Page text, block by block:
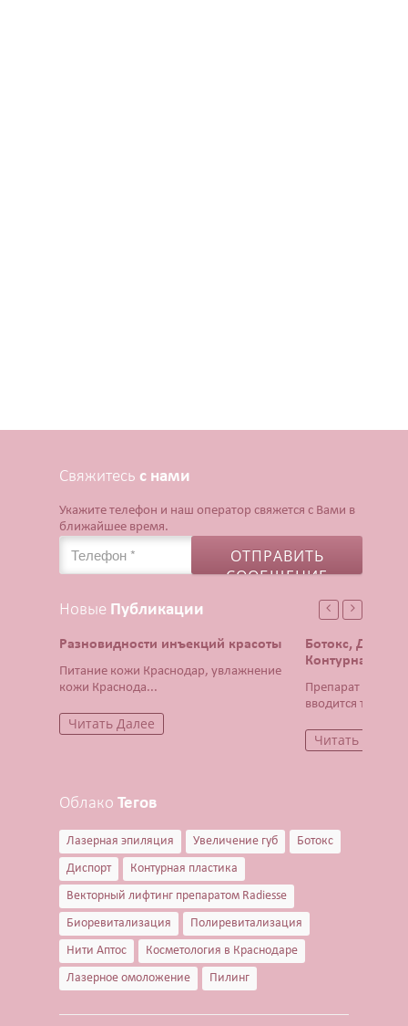
Свяжитесь с нами
Укажите телефон и наш оператор свяжется с Вами в
ближайшее время.
Новые Публикации
Разновидности инъекций красоты
Питание кожи Краснодар, увлажнение
кожи Краснода...
Читать Далее
Ботокс,
Контурная
Препарат Ботокс
вводится тонча...
Читать Далее
Облако Тегов
Лазерная эпиляция Увеличение губ
Ботокс
Диспорт
Контурная пластика
Векторный лифтинг препаратом Radiesse
Биоревитализация
Полиревитализация
Нити Аптос
Косметология в Краснодаре
Лазерное омоложение
Пилинг